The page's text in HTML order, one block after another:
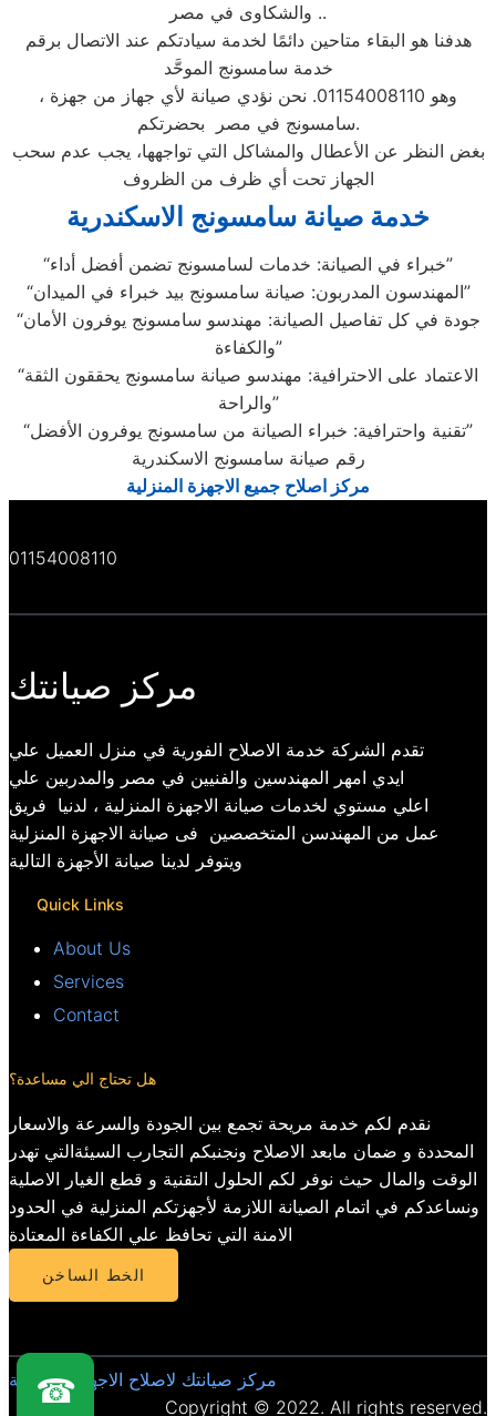
والشكاوى في مصر ..
هدفنا هو البقاء متاحين دائمًا لخدمة سيادتكم عند الاتصال برقم
خدمة سامسونج الموحَّد
، وهو 01154008110. نحن نؤدي صيانة لأي جهاز من جهزة
سامسونج في مصر بحضرتكم.
بغض النظر عن الأعطال والمشاكل التي تواجهها، يجب عدم سحب
الجهاز تحت أي ظرف من الظروف
خدمة صيانة سامسونج الاسكندرية
“خبراء في الصيانة: خدمات لسامسونج تضمن أفضل أداء”
“المهندسون المدربون: صيانة سامسونج بيد خبراء في الميدان”
“جودة في كل تفاصيل الصيانة: مهندسو سامسونج يوفرون الأمان
والكفاءة”
“الاعتماد على الاحترافية: مهندسو صيانة سامسونج يحققون الثقة
والراحة”
“تقنية واحترافية: خبراء الصيانة من سامسونج يوفرون الأفضل”
رقم صيانة سامسونج الاسكندرية
مركز اصلاح جميع الاجهزة المنزلية
01154008110
مركز صيانتك
تقدم الشركة خدمة الاصلاح الفورية في منزل العميل علي
ايدي امهر المهندسين والفنيين في مصر والمدربين علي
اعلي مستوي لخدمات صيانة الاجهزة المنزلية ، لدنيا فريق
عمل من المهندسن المتخصصين فى صيانة الاجهزة المنزلية
ويتوفر لدينا صيانة الأجهزة التالية
Quick Links
About Us
Services
Contact
هل تحتاج الي مساعدة؟
نقدم لكم خدمة مريحة تجمع بين الجودة والسرعة والاسعار
المحددة و ضمان مابعد الاصلاح ونجنبكم التجارب السيئةالتي تهدر
الوقت والمال حيث نوفر لكم الحلول التقنية و قطع الغيار الاصلية
ونساعدكم في اتمام الصيانة اللازمة لأجهزتكم المنزلية في الحدود
الامنة التي تحافظ علي الكفاءة المعتادة
الخط الساخن
مركز صيانتك لاصلاح الاجهزة المنزلية
Copyright © 2022. All rights reserved.
☎